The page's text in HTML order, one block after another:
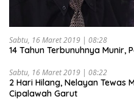
Sabtu, 16 Maret 2019 | 08:28
14 Tahun Terbunuhnya Munir,
Sabtu, 16 Maret 2019 | 08:22
2 Hari Hilang, Nelayan Tewas
Cipalawah Garut